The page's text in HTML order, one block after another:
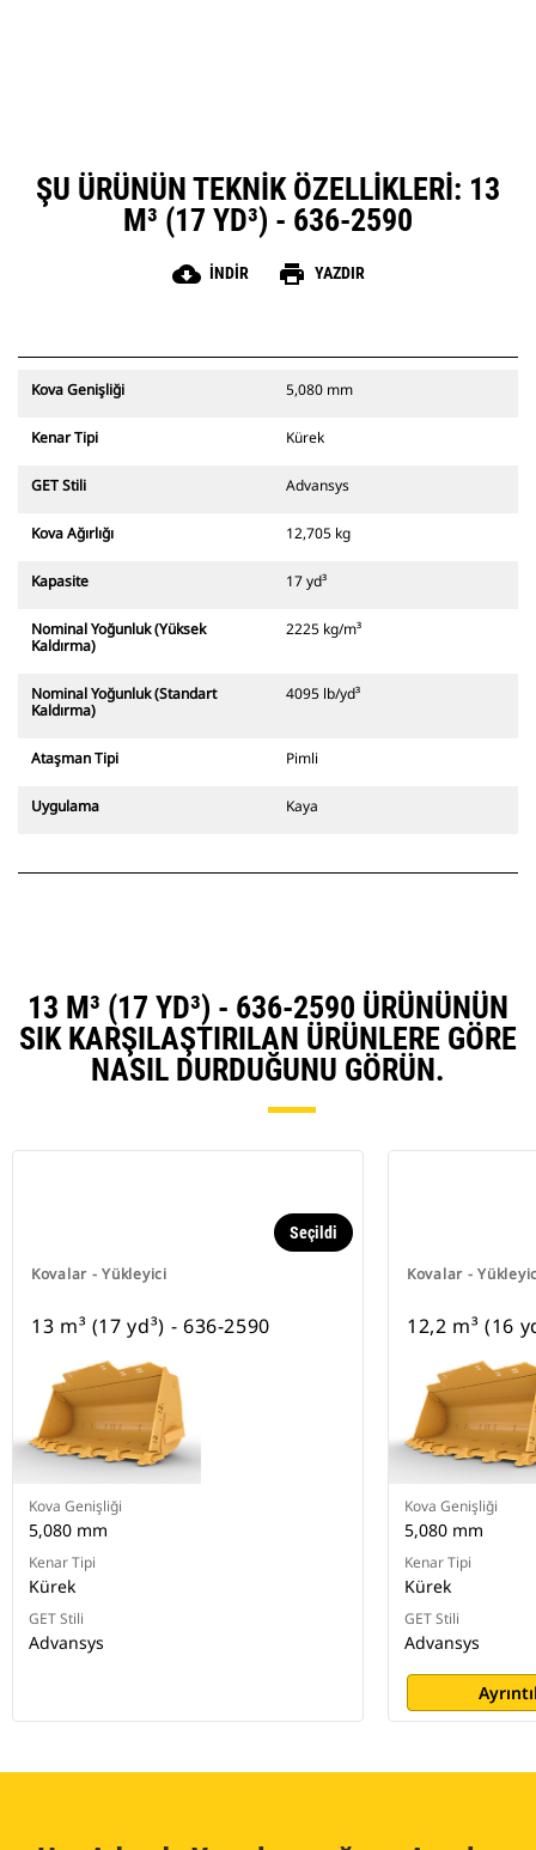
ŞU ÜRÜNÜN TEKNIK ÖZELLIKLERI: 13
M³ (17 YD³) - 636-2590
cloud_download İNDIR print YAZDIR
Kova Genişliği 5,080 mm
Kenar Tipi Kürek
GET Stili Advansys
Kova Ağırlığı 12,705 kg
Kapasite 17 yd³
Nominal Yoğunluk (Yüksek
Kaldırma)
2225 kg/m³
Nominal Yoğunluk (Standart
Kaldırma)
4095 lb/yd³
Ataşman Tipi Pimli
Uygulama Kaya
13 M³ (17 YD³) - 636-2590 ÜRÜNÜNÜN
SIK KARŞILAŞTIRILAN ÜRÜNLERE GÖRE
NASIL DURDUĞUNU GÖRÜN.
Kovalar - Yükleyici
Seçildi
13 m³ (17 yd³) - 636-2590
Kova Genişliği
5,080 mm
Kenar Tipi
Kürek
GET Stili
Advansys
Kovalar -
12,2 m³ (16
Kova Genişliği
5,080 mm
Kenar Tipi
Kürek
GET Stili
Advansys